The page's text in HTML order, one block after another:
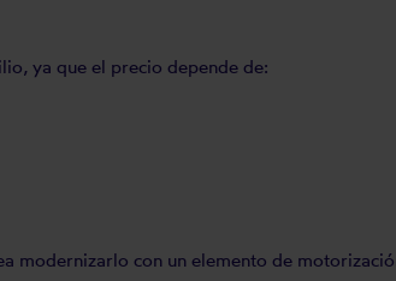
ya que el precio depende de:
modernizarlo con un elemento de